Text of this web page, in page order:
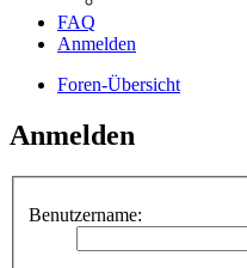
FAQ
Anmelden
Foren-Übersicht
Anmelden
Benutzername: